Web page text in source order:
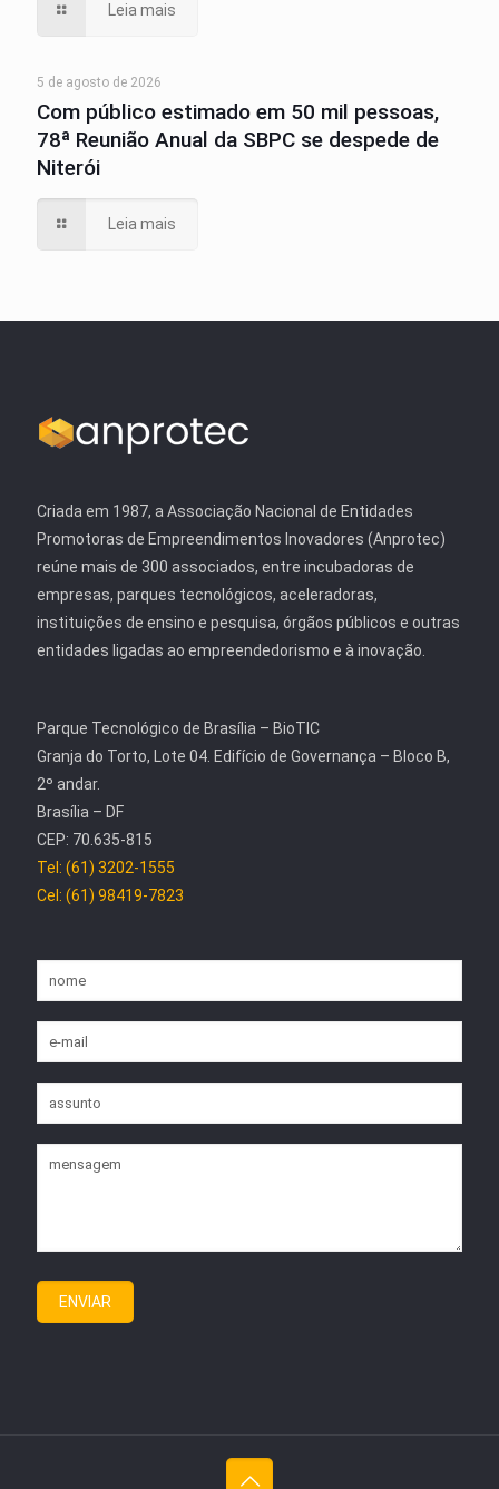
Leia mais
5 de agosto de 2026
Com público estimado em 50 mil pessoas,
78ª Reunião Anual da SBPC se despede de
Niterói
Leia mais
Criada em 1987, a Associação Nacional de Entidades
Promotoras de Empreendimentos Inovadores (Anprotec)
reúne mais de 300 associados, entre incubadoras de
empresas, parques tecnológicos, aceleradoras,
instituições de ensino e pesquisa, órgãos públicos e outras
entidades ligadas ao empreendedorismo e à inovação.
Parque Tecnológico de Brasília – BioTIC
Granja do Torto, Lote 04. Edifício de Governança – Bloco B,
2º andar.
Brasília – DF
CEP: 70.635-815
Tel: (61) 3202-1555
Cel: (61) 98419-7823